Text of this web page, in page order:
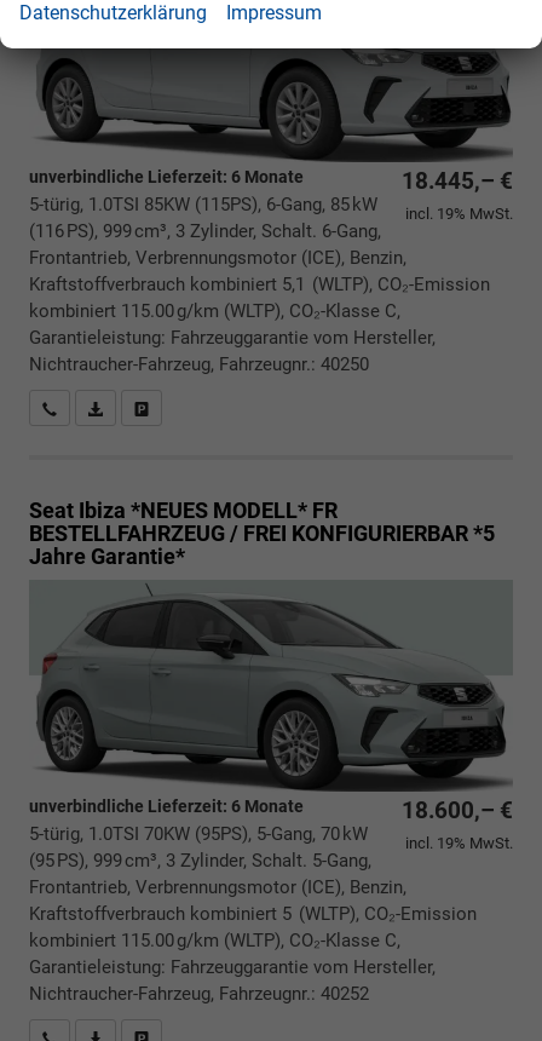
18.445,– €
incl. 19% MwSt.
unverbindliche Lieferzeit: 6 Monate
5-türig, 1.0TSI 85KW (115PS), 6-Gang, 85 kW
(116 PS), 999 cm³, 3 Zylinder, Schalt. 6-Gang,
Frontantrieb, Verbrennungsmotor (ICE), Benzin,
Kraftstoffverbrauch kombiniert 5,1 (WLTP), CO₂-Emission
kombiniert 115.00 g/km (WLTP), CO₂-Klasse C,
Garantieleistung: Fahrzeuggarantie vom Hersteller,
Nichtraucher-Fahrzeug, Fahrzeugnr.: 40250
Rückrufbitte absenden
PDF-Datei, Fahrzeugexposé drucken
Seat Ibiza *NEUES MODELL* FR
BESTELLFAHRZEUG / FREI KONFIGURIERBAR *5
Jahre Garantie*
18.600,– €
incl. 19% MwSt.
unverbindliche Lieferzeit: 6 Monate
5-türig, 1.0TSI 70KW (95PS), 5-Gang, 70 kW
(95 PS), 999 cm³, 3 Zylinder, Schalt. 5-Gang,
Frontantrieb, Verbrennungsmotor (ICE), Benzin,
Kraftstoffverbrauch kombiniert 5 (WLTP), CO₂-Emission
kombiniert 115.00 g/km (WLTP), CO₂-Klasse C,
Garantieleistung: Fahrzeuggarantie vom Hersteller,
Nichtraucher-Fahrzeug, Fahrzeugnr.: 40252
Rückrufbitte absenden
PDF-Datei, Fahrzeugexposé drucken
Datenschutzerklärung Impressum